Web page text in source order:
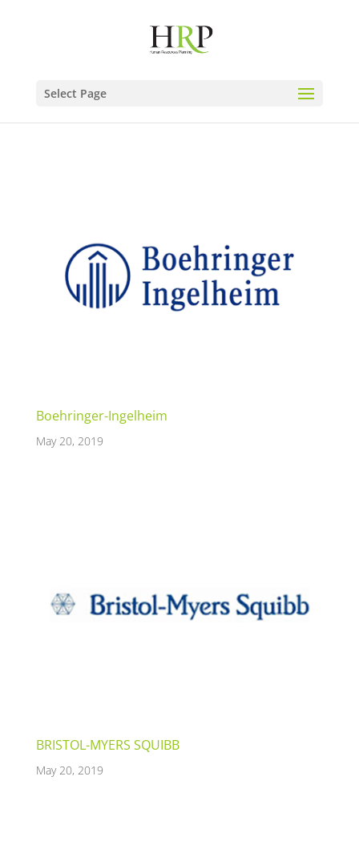
Select Page
Boehringer-Ingelheim
May 20, 2019
BRISTOL-MYERS SQUIBB
May 20, 2019